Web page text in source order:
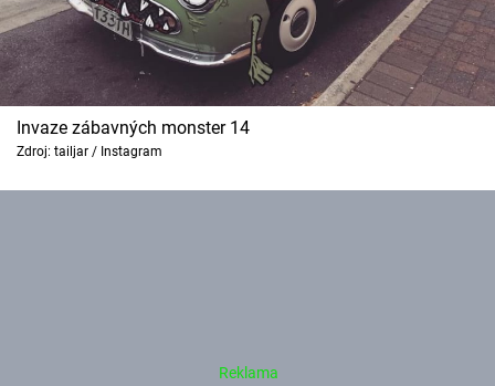
Invaze zábavných monster 14
Zdroj: tailjar / Instagram